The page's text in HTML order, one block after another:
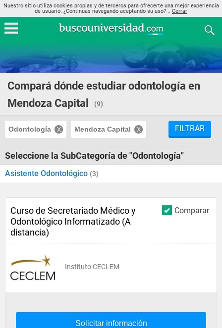
Nuestro sitio utiliza cookies propias y de terceros para ofrecerte una mejor experiencia
de usuario. ¿Continuas navegando aceptando su uso? .. Cerrar
Compará dónde estudiar odontología en
Mendoza Capital
(9)
Odontología Mendoza Capital FILTRAR
Seleccione la SubCategoría de "Odontología"
Asistente Odontológico (3)
Comparar
Curso de Secretariado Médico y
Odontológico Informatizado (A
distancia)
Instituto CECLEM
Solicitar información